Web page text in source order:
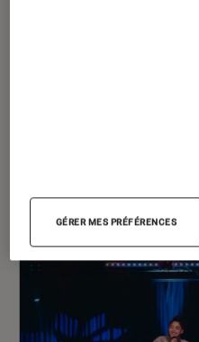
GÉRER MES PRÉFÉRENCES